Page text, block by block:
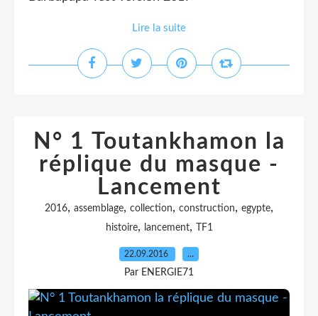
Lire la suite
N° 1 Toutankhamon la
réplique du masque -
Lancement
2016, assemblage, collection, construction, egypte,
histoire, lancement, TF1
22.09.2016 …
Par ENERGIE71